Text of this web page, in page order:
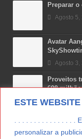
ESTE
. . . . . . . . . . . . . . . .
personalizar a
Preparar o
Agosto 5,
Avatar
Agosto 3,
Proveitos
698
Julho 31,
Costa